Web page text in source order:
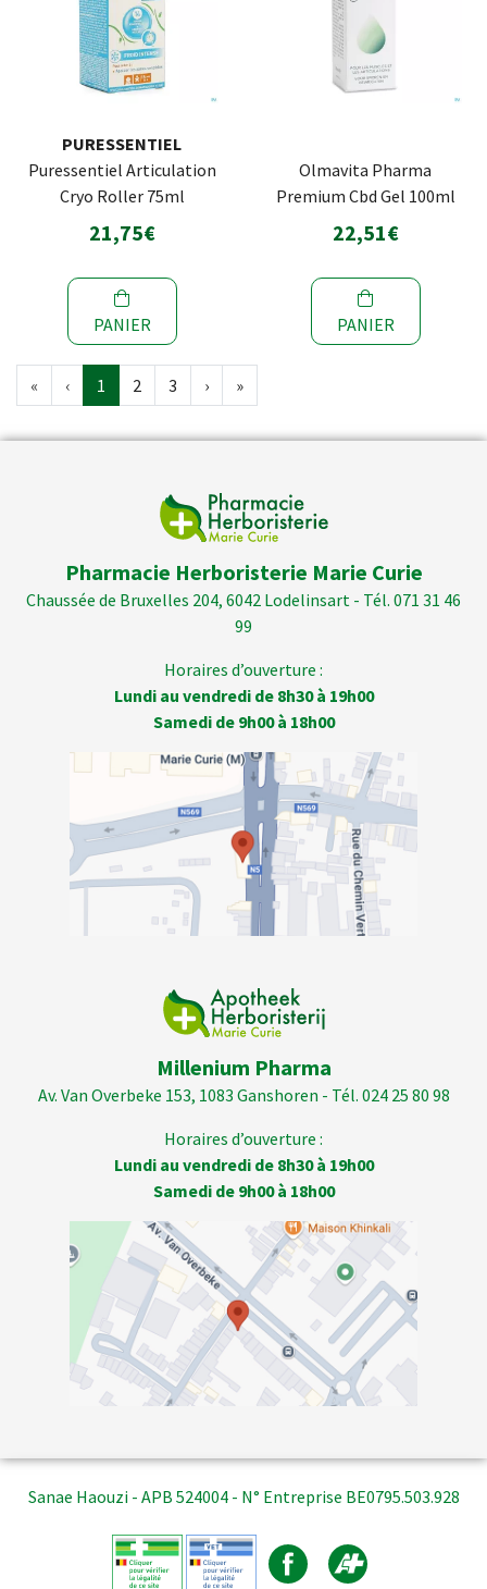
PURESSENTIEL
Puressentiel Articulation
Cryo Roller 75ml
21,75€
PANIER
Olmavita Pharma
Premium Cbd Gel 100ml
22,51€
PANIER
« ‹ 1 2 3 › »
Pharmacie Herboristerie Marie Curie
Chaussée de Bruxelles 204, 6042 Lodelinsart - Tél. 071 31 46
99
Horaires d’ouverture :
Lundi au vendredi de 8h30 à 19h00
Samedi de 9h00 à 18h00
Millenium Pharma
Av. Van Overbeke 153, 1083 Ganshoren - Tél. 024 25 80 98
Horaires d’ouverture :
Lundi au vendredi de 8h30 à 19h00
Samedi de 9h00 à 18h00
Sanae Haouzi - APB 524004 - N° Entreprise BE0795.503.928